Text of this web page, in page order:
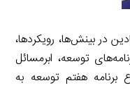
در بینش‌‌‌ها، رویکردها،
توسعه، ابرمسائل
هفتم توسعه به